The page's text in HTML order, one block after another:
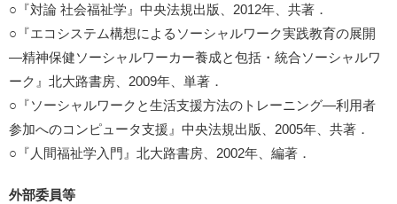
○『対論 社会福祉学』中央法規出版、2012年、共著．
○『エコシステム構想によるソーシャルワーク実践教育の展開
―精神保健ソーシャルワーカー養成と包括・統合ソーシャルワ
ーク』北大路書房、2009年、単著．
○『ソーシャルワークと生活支援方法のトレーニング―利用者
参加へのコンピュータ支援』中央法規出版、2005年、共著．
○『人間福祉学入門』北大路書房、2002年、編著．
外部委員等